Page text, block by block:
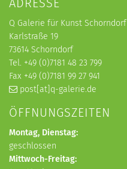
Q Galerie für Kunst Schorndorf
Karlstraße 19
73614 Schorndorf
Tel. +49 (0)7181 48 23 799
Fax +49 (0)7181 99 27 941
post[at]q-galerie.de
ÖFFNUNGSZEITEN
Montag, Dienstag:
geschlossen
Mittwoch-Freitag: